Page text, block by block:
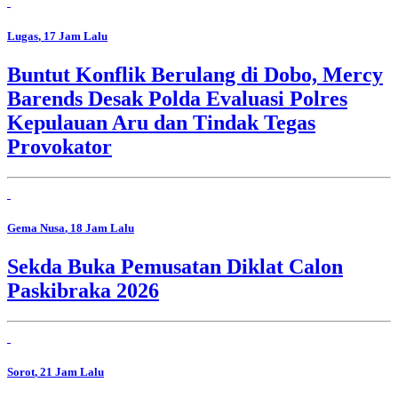
Lugas, 17 Jam Lalu
Buntut Konflik Berulang di Dobo, Mercy
Barends Desak Polda Evaluasi Polres
Kepulauan Aru dan Tindak Tegas
Provokator
Gema Nusa, 18 Jam Lalu
Sekda Buka Pemusatan Diklat Calon
Paskibraka 2026
Sorot, 21 Jam Lalu